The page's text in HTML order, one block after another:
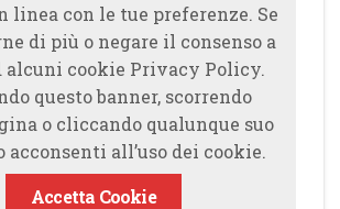
linea con le tue preferenze. Se
di più o negare il consenso a
alcuni cookie Privacy Policy.
questo banner, scorrendo
o cliccando qualunque suo
acconsenti all’uso dei cookie.
Accetta Cookie